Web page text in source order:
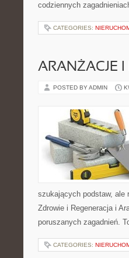
codziennych
CATEGORIES:
ARANŻACJE I
POSTED BY ADMIN
szukających podstaw, ale
Zdrowie i Regeneracja i
poruszanych zagadnień.
CATEGORIES: